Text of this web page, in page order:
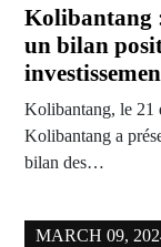
Kolibantang
un bilan
Kolibantang, le 21
Kolibantang a
bilan des…
MARCH 09,